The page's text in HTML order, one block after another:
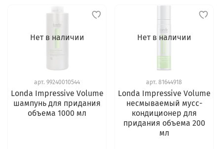
Нет в наличии
арт. 99240010544
Londa Impressive Volume
шампунь для придания
объема 1000 мл
Нет в наличии
арт. 81644918
Londa Impressive Volume
несмываемый мусс-
кондиционер для
придания объема 200
мл